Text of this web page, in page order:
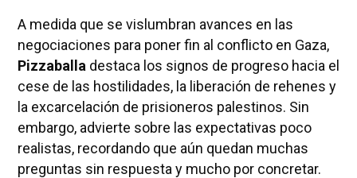
A medida que se vislumbran avances en las
negociaciones para poner fin al conflicto en Gaza,
Pizzaballa destaca los signos de progreso hacia el
cese de las hostilidades, la liberación de rehenes y
la excarcelación de prisioneros palestinos. Sin
embargo, advierte sobre las expectativas poco
realistas, recordando que aún quedan muchas
preguntas sin respuesta y mucho por concretar.